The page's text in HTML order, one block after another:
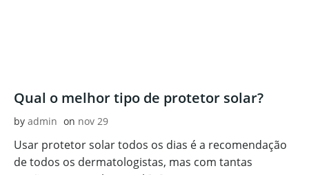
Qual o melhor tipo de protetor solar?
by admin on nov 29
Usar protetor solar todos os dias é a recomendação
de todos os dermatologistas, mas com tantas